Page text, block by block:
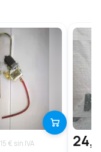
15 € sin IVA